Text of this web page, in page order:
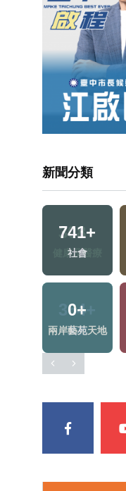
新聞分類
308+
健康及醫療
364
文教